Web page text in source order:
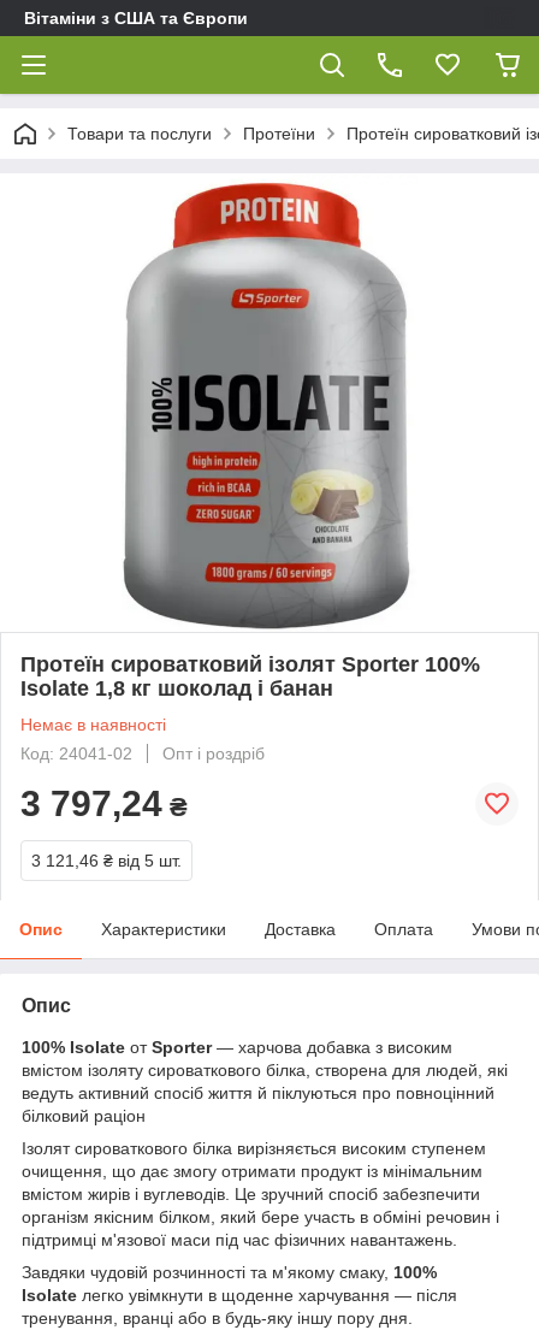
Вітаміни з США та Європи
Товари та послуги Протеїни Протеїн сироватковий
Протеїн сироватковий ізолят Sporter 100%
Isolate 1,8 кг шоколад і банан
Немає в наявності
Код: 24041-02
Опт і роздріб
3 797,24 ₴
3 121,46 ₴ від 5 шт.
Опис Характеристики Доставка Оплата Умови
Опис
100% Isolate отSporter— харчова добавка з високим
вмістом ізоляту сироваткового білка, створена для людей, які
ведуть активний спосіб життя й піклуються про повноцінний
білковий раціон
Ізолят сироваткового білка вирізняється високим ступенем
очищення, що дає змогу отримати продукт із мінімальним
вмістом жирів і вуглеводів. Це зручний спосіб забезпечити
організм якісним білком, який бере участь в обміні речовин і
підтримці м'язової маси під час фізичних навантажень.
Завдяки чудовій розчинності та м'якому смаку, 100%
Isolate легко увімкнути в щоденне харчування — після
тренування, вранці або в будь-яку іншу пору дня.